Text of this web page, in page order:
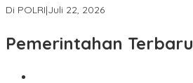
Di POLRI|Juli 22, 2026
Pemerintahan Terbaru